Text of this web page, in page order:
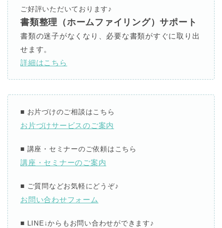
ご好評いただいております♪
書類整理（ホームファイリング）サポート
書類の迷子がなくなり、必要な書類がすぐに取り出
せます。
詳細はこちら
■ お片づけのご相談はこちら
お片づけサービスのご案内
■ 講座・セミナーのご依頼はこちら
講座・セミナーのご案内
■ ご質問などお気軽にどうぞ♪
お問い合わせフォーム
■ LINE↓からもお問い合わせができます♪